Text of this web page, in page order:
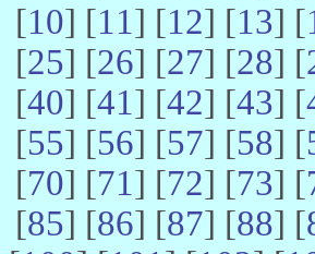
[10] [11] [12] [13] [
[25] [26] [27] [28] [
[40] [41] [42] [43] [
[55] [56] [57] [58] [
[70] [71] [72] [73] [
[85] [86] [87] [88] [